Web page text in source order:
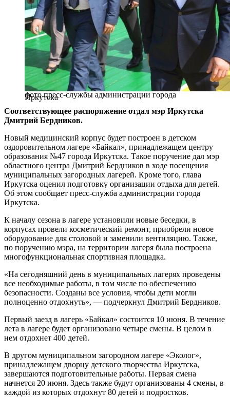
фото пресс-службы администрации города
Иркутска
Соответствующее распоряжение отдал мэр Иркутска
Дмитрий Бердников.
​​Новый медицинский корпус будет построен в детском
оздоровительном лагере «Байкал», принадлежащем центру
образования №47 города Иркутска. Такое поручение дал мэр
областного центра Дмитрий Бердников в ходе посещения
муниципальных загородных лагерей. Кроме того, глава
Иркутска оценил подготовку организации отдыха для детей.
Об этом сообщает пресс-служба администрации города
Иркутска.
К началу сезона в лагере установили новые беседки, в
корпусах провели косметический ремонт, приобрели новое
оборудование для столовой и заменили вентиляцию. Также,
по поручению мэра, на территории лагеря была построена
многофункциональная спортивная площадка.
«На сегодняшний день в муниципальных лагерях проведены
все необходимые работы, в том числе по обеспечению
безопасности. Созданы все условия, чтобы дети могли
полноценно отдохнуть», — подчеркнул Дмитрий Бердников.
Первый заезд в лагерь «Байкал» состоится 10 июня. В течение
лета в лагере будет организовано четыре смены. В целом в
нем отдохнет 400 детей.
В другом муниципальном загородном лагере «Эколог»,
принадлежащем дворцу детского творчества Иркутска,
завершаются подготовительные работы. Первая смена
начнется 20 июня. Здесь также будут организованы 4 смены, в
каждой из которых отдохнут 80 детей и подростков.